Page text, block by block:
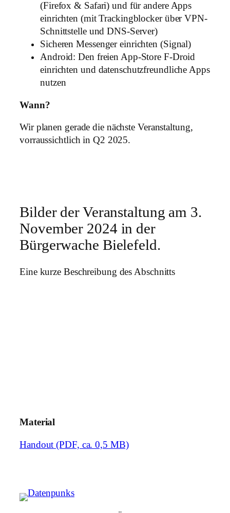
(Firefox & Safari) und für andere Apps
einrichten (mit Trackingblocker über VPN-
Schnittstelle und DNS-Server)
Sicheren Messenger einrichten (Signal)
Android: Den freien App-Store F-Droid
einrichten und datenschutzfreundliche Apps
nutzen
Wann?
Wir planen gerade die nächste Veranstaltung,
vorraussichtlich in Q2 2025.
Bilder der Veranstaltung am 3.
November 2024 in der
Bürgerwache Bielefeld.
Eine kurze Beschreibung des Abschnitts
Material
Handout (PDF, ca. 0,5 MB)